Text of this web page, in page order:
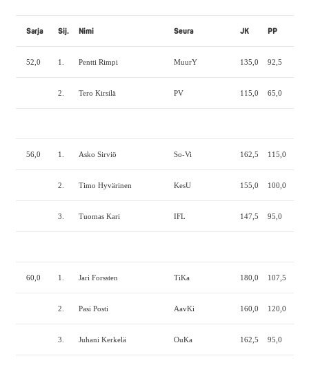
Sarja Sij. Nimi Seura JK PP
52,0 1. Pentti Rimpi MuurY 135,0 92,5
2. Tero Kirsilä PV 115,0 65,0
56,0 1. Asko Sirviö So-Vi 162,5 115,0
2. Timo Hyvärinen KesU 155,0 100,0
3. Tuomas Kari IFL 147,5 95,0
60,0 1. Jari Forssten TiKa 180,0 107,5
2. Pasi Posti AavKi 160,0 120,0
3. Juhani Kerkelä OuKa 162,5 95,0